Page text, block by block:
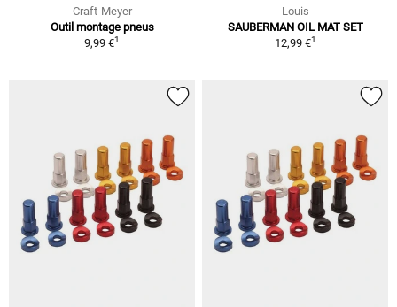
Craft-Meyer
Outil montage pneus
9,99 €1
Louis
SAUBERMAN OIL MAT SET
12,99 €1